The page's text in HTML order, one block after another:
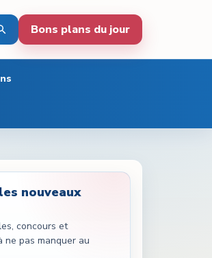
Bons plans du jour
nouveaux
concours et
ne pas manquer au